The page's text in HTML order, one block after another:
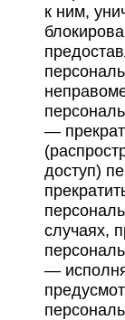
к ним,
—
доступ)
случаях,
—